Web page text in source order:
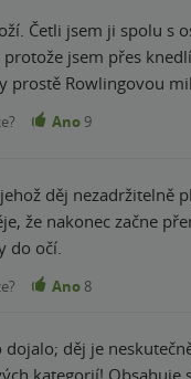
Četli jsem ji spolu s
protože jsem přes
hluboké a dojemné,my prostě
Ano 9
děj nezadržitelně
že nakonec začne
do očí.
Ano 8
děj je